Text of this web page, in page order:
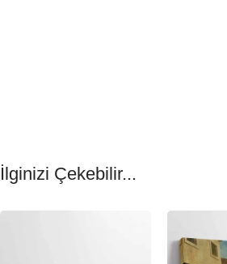
İlginizi Çekebilir...